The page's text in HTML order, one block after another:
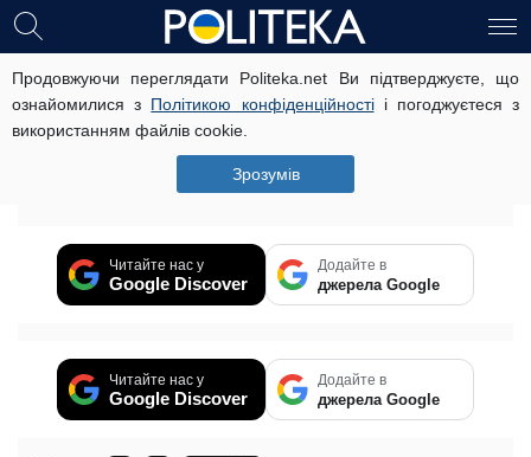
Продовжуючи переглядати Politeka.net Ви підтверджуєте, що
ознайомилися з Політикою конфіденційностіі погоджуєтеся з
використанням файлів cookie.
Зрозумів
Москвича избили за неправильно
припаркованный автомобиль
Вибачте цей текст доступний тільки в “російська”.
Читайте нас у
Google Discover
Додайте в
джерела Google
Читайте нас у
Google Discover
Додайте в
джерела Google